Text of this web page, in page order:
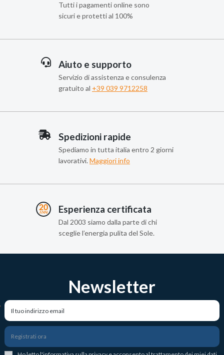
Tutti i pagamenti online sono
sicuri e protetti al 100%
Aiuto e supporto
Servizio di assistenza e consulenza
gratuito al +39 039 9712258
Spedizioni rapide
Spediamo in tutta italia entro 2 giorni
lavorativi. Maggiori info
Esperienza certificata
Dal 2003 siamo dalla parte di chi
sceglie l’energia pulita del Sole.
Newsletter
Registrati ora